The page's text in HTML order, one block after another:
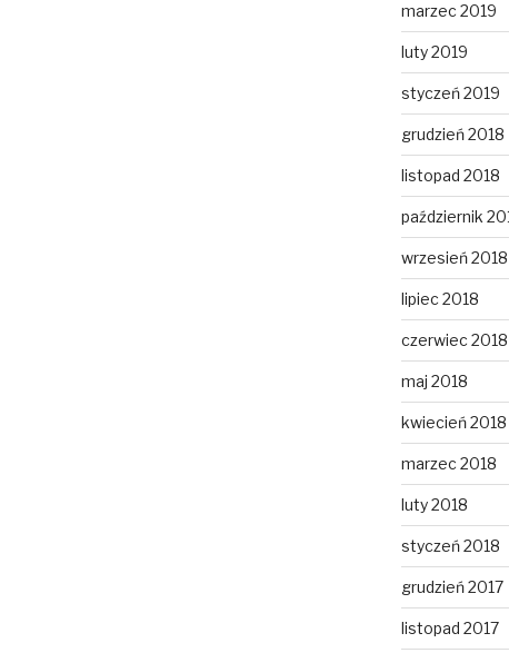
marzec 2019
luty 2019
styczeń 2019
grudzień 2018
listopad 2018
październik
wrzesień 2018
lipiec 2018
czerwiec 2018
maj 2018
kwiecień 2018
marzec 2018
luty 2018
styczeń 2018
grudzień 2017
listopad 2017